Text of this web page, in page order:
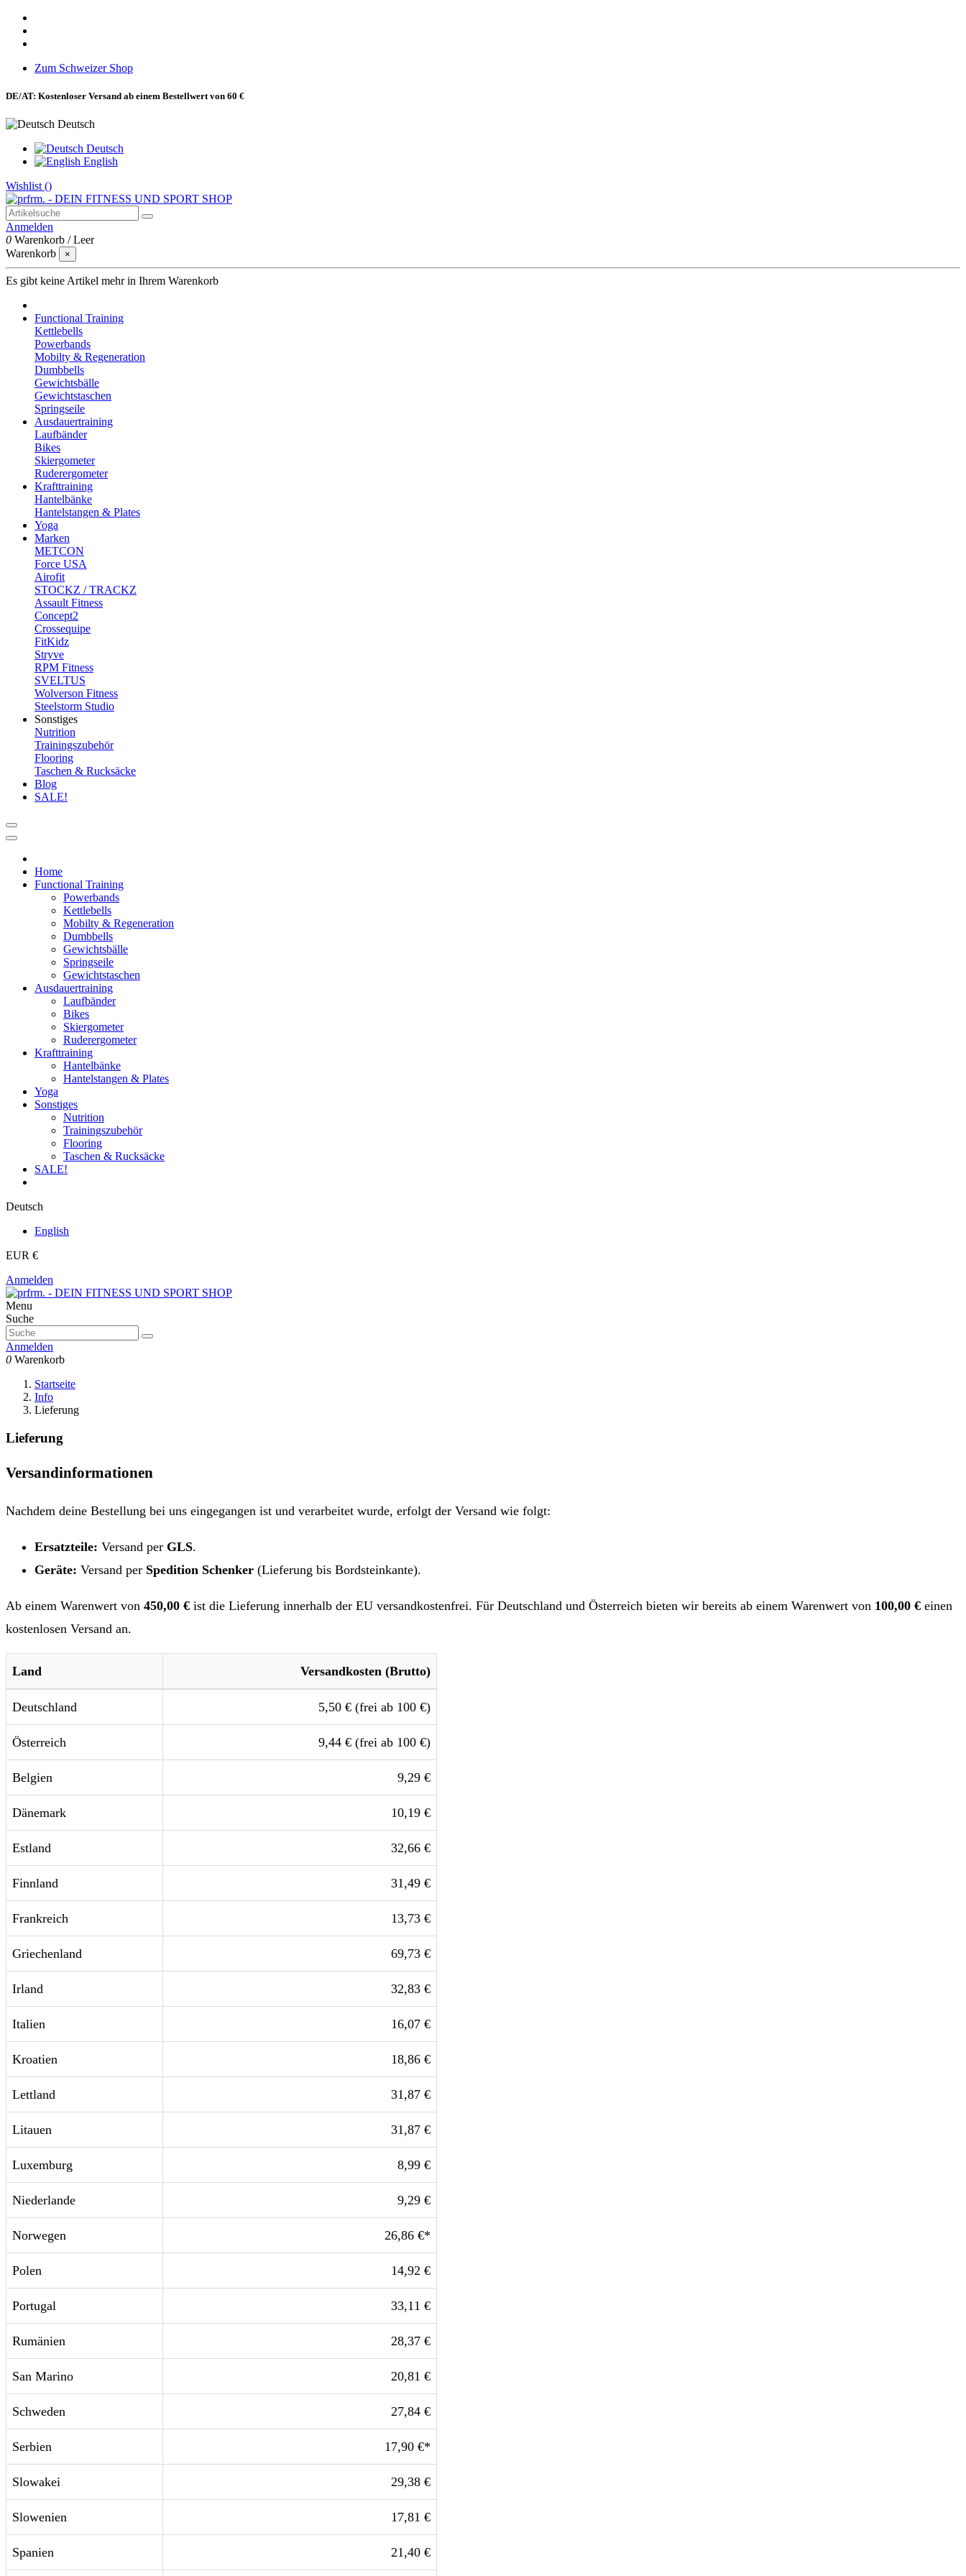
Zum Schweizer Shop
DE/AT: Kostenloser Versand ab einem Bestellwert von 60 €
Deutsch
Deutsch
English
Wishlist ()
Anmelden
0 Warenkorb /Leer
Warenkorb
×
Es gibt keine Artikel mehr in Ihrem Warenkorb
Functional Training
Kettlebells
Powerbands
Mobilty & Regeneration
Dumbbells
Gewichtsbälle
Gewichtstaschen
Springseile
Ausdauertraining
Laufbänder
Bikes
Skiergometer
Ruderergometer
Krafttraining
Hantelbänke
Hantelstangen & Plates
Yoga
Marken
METCON
Force USA
Airofit
STOCKZ / TRACKZ
Assault Fitness
Concept2
Crossequipe
FitKidz
Stryve
RPM Fitness
SVELTUS
Wolverson Fitness
Steelstorm Studio
Sonstiges
Nutrition
Trainingszubehör
Flooring
Taschen & Rucksäcke
Blog
SALE!
Home
Functional Training
Powerbands
Kettlebells
Mobilty & Regeneration
Dumbbells
Gewichtsbälle
Springseile
Gewichtstaschen
Ausdauertraining
Laufbänder
Bikes
Skiergometer
Ruderergometer
Krafttraining
Hantelbänke
Hantelstangen & Plates
Yoga
Sonstiges
Nutrition
Trainingszubehör
Flooring
Taschen & Rucksäcke
SALE!
Deutsch
English
EUR €
Anmelden
Menu
Suche
Anmelden
0 Warenkorb
Startseite
Info
Lieferung
Lieferung
Versandinformationen
Nachdem deine Bestellung bei uns eingegangen ist und verarbeitet wurde, erfolgt der Versand wie folgt:
Ersatzteile: Versand per GLS.
Geräte: Versand per Spedition Schenker (Lieferung bis Bordsteinkante).
Ab einem Warenwert von 450,00 € ist die Lieferung innerhalb der EU versandkostenfrei. Für Deutschland und Österreich bieten wir bereits ab einem Warenwert von 100,00 € einen
kostenlosen Versand an.
Land Versandkosten (Brutto)
Deutschland 5,50 € (frei ab 100 €)
Österreich 9,44 € (frei ab 100 €)
Belgien 9,29 €
Dänemark 10,19 €
Estland 32,66 €
Finnland 31,49 €
Frankreich 13,73 €
Griechenland 69,73 €
Irland 32,83 €
Italien 16,07 €
Kroatien 18,86 €
Lettland 31,87 €
Litauen 31,87 €
Luxemburg 8,99 €
Niederlande 9,29 €
Norwegen 26,86 €*
Polen 14,92 €
Portugal 33,11 €
Rumänien 28,37 €
San Marino 20,81 €
Schweden 27,84 €
Serbien 17,90 €*
Slowakei 29,38 €
Slowenien 17,81 €
Spanien 21,40 €